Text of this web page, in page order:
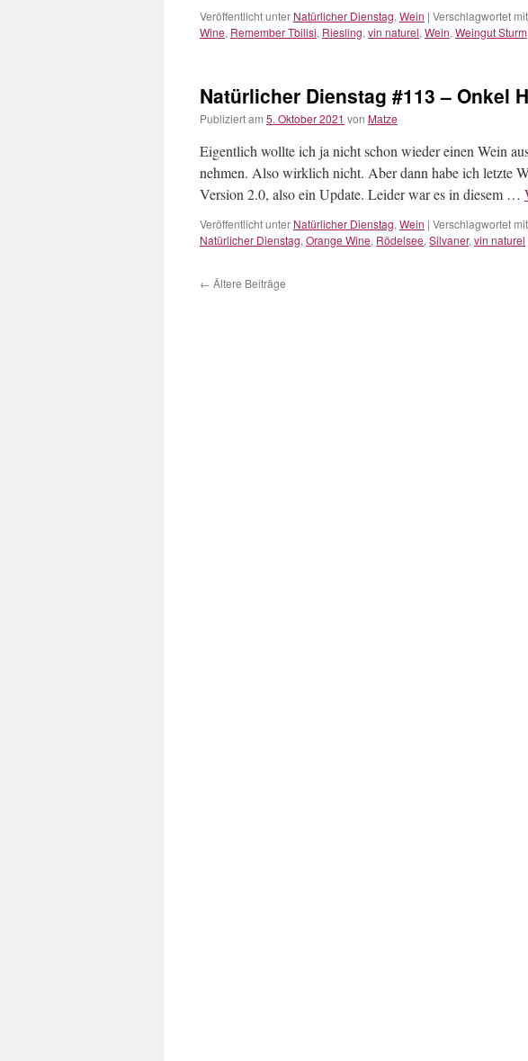
Veröffentlicht unter Natürlicher Dienstag, Wein | Verschlagwortet mit
Wine, Remember Tbilisi, Riesling, vin naturel, Wein, Weingut Sturm
Natürlicher Dienstag #113 – Onkel
Publiziert am 5. Oktober 2021 von Matze
Eigentlich wollte ich ja nicht schon wieder einen Wein
nehmen. Also wirklich nicht. Aber dann habe ich letzte
Version 2.0, also ein Update. Leider war es in diesem …
Veröffentlicht unter Natürlicher Dienstag, Wein | Verschlagwortet mit
Natürlicher Dienstag, Orange Wine, Rödelsee, Silvaner, vin naturel
← Ältere Beiträge